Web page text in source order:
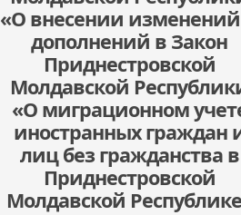
«О внесении
дополнений в Закон
Приднестровской
Молдавской
«О миграционном
иностранных граждан
лиц без гражданства в
Приднестровской
Молдавской